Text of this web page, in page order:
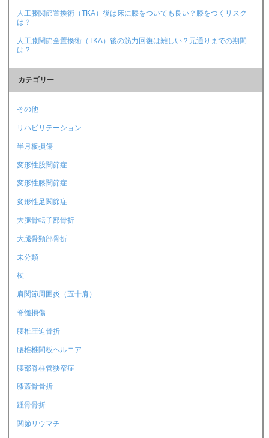
人工膝関節置換術（TKA）後は床に膝をついても良い？膝をつくリスク
は？
人工膝関節全置換術（TKA）後の筋力回復は難しい？元通りまでの期間
は？
カテゴリー
その他
リハビリテーション
半月板損傷
変形性股関節症
変形性膝関節症
変形性足関節症
大腿骨転子部骨折
大腿骨頸部骨折
未分類
杖
肩関節周囲炎（五十肩）
脊髄損傷
腰椎圧迫骨折
腰椎椎間板ヘルニア
腰部脊柱管狭窄症
膝蓋骨骨折
踵骨骨折
関節リウマチ